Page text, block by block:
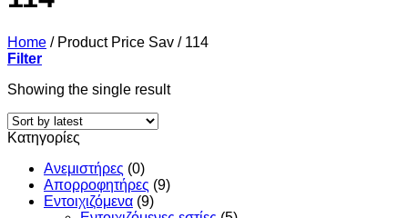
Home /Product Price Sav /114
Filter
Showing the single result
Κατηγορίες
Ανεμιστήρες (0)
Απορροφητήρες (9)
Εντoιχιζόμενα (9)